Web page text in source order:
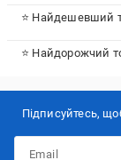
⭐ Найдешевший
⭐ Найдорожчий
Підписуйтесь,